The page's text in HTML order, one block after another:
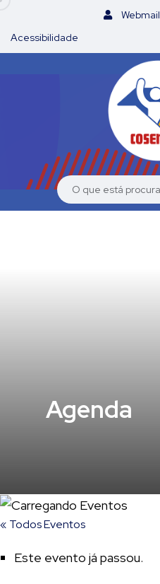
Webmail
Acessibilidade
Agenda
« Todos Eventos
Este evento já passou.